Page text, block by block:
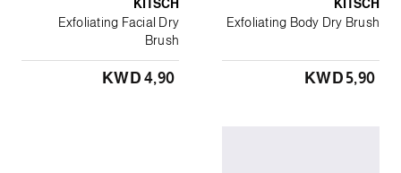
KITSCH
Exfoliating Body Dry Brush
KWD 5٫90
KITSCH
Exfoliating Facial Dry
Brush
KWD 4٫90